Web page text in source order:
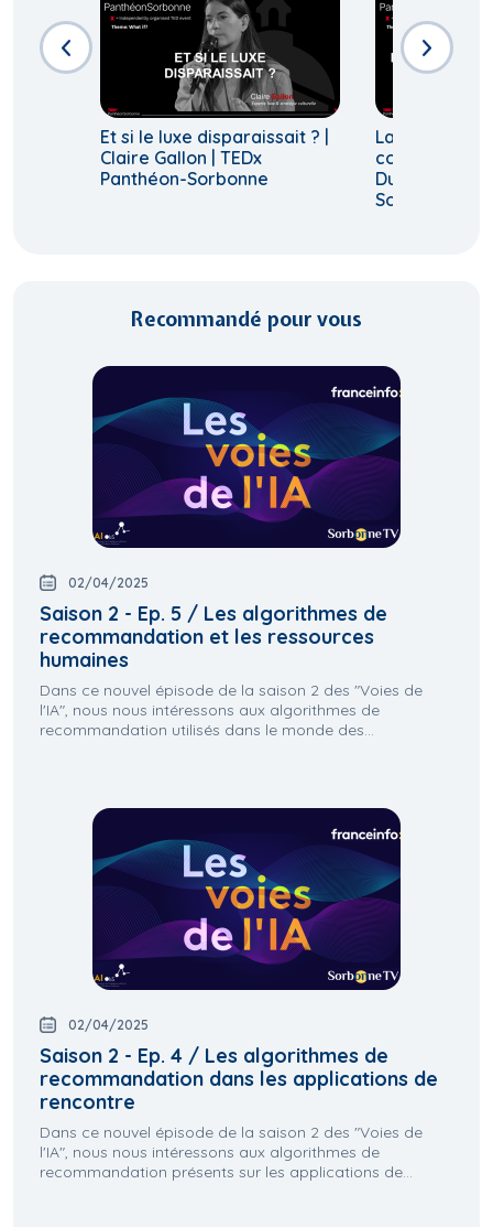
Et si le luxe disparaissait ? |
Claire Gallon | TEDx
Panthéon-Sorbonne
La viande,
comme
Dubois |
Sorbonne
Recommandé pour vous
02/04/2025
Saison 2 - Ep. 5 / Les algorithmes de
recommandation et les ressources
humaines
Dans ce nouvel épisode de la saison 2 des "Voies de
l'IA", nous nous intéressons aux algorithmes de
recommandation utilisés dans le monde des...
02/04/2025
Saison 2 - Ep. 4 / Les algorithmes de
recommandation dans les applications de
rencontre
Dans ce nouvel épisode de la saison 2 des "Voies de
l'IA", nous nous intéressons aux algorithmes de
recommandation présents sur les applications de...